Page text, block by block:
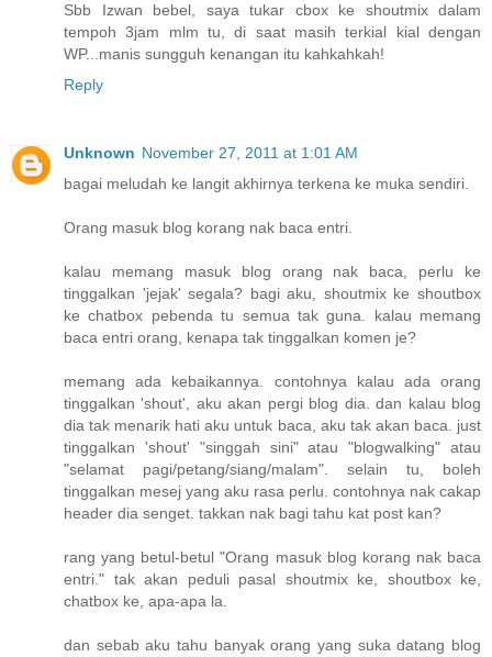
Sbb Izwan bebel, saya tukar cbox ke shoutmix dalam
tempoh 3jam mlm tu, di saat masih terkial kial dengan
WP...manis sungguh kenangan itu kahkahkah!
Reply
Unknown November 27, 2011 at 1:01 AM
bagai meludah ke langit akhirnya terkena ke muka sendiri.
Orang masuk blog korang nak baca entri.
kalau memang masuk blog orang nak baca, perlu ke
tinggalkan 'jejak' segala? bagi aku, shoutmix ke shoutbox
ke chatbox pebenda tu semua tak guna. kalau memang
baca entri orang, kenapa tak tinggalkan komen je?
memang ada kebaikannya. contohnya kalau ada orang
tinggalkan 'shout', aku akan pergi blog dia. dan kalau blog
dia tak menarik hati aku untuk baca, aku tak akan baca. just
tinggalkan 'shout' "singgah sini" atau "blogwalking" atau
"selamat pagi/petang/siang/malam". selain tu, boleh
tinggalkan mesej yang aku rasa perlu. contohnya nak cakap
header dia senget. takkan nak bagi tahu kat post kan?
rang yang betul-betul "Orang masuk blog korang nak baca
entri." tak akan peduli pasal shoutmix ke, shoutbox ke,
chatbox ke, apa-apa la.
dan sebab aku tahu banyak orang yang suka datang blog